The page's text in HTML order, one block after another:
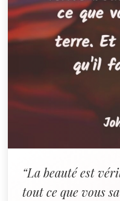
“La beauté est
tout ce que vous